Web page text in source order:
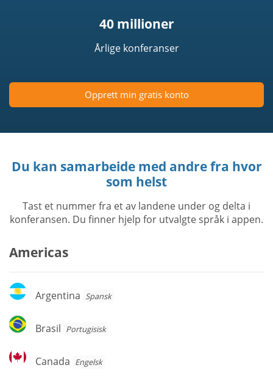
40 millioner
Årlige konferanser
Opprett min gratis konto
Du kan samarbeide med andre fra hvor
som helst
Tast et nummer fra et av landene under og delta i
konferansen. Du finner hjelp for utvalgte språk i appen.
Americas
Argentina
Argentina Spansk
Brasil
Brasil Portugisisk
Canada
Canada Engelsk